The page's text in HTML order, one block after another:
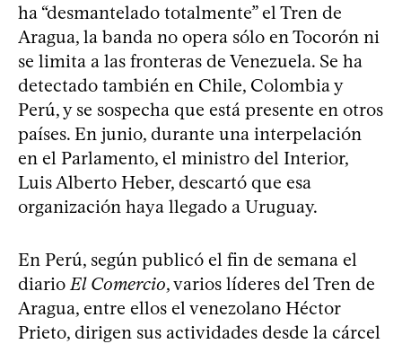
ha “desmantelado totalmente” el Tren de
Aragua, la banda no opera sólo en Tocorón ni
se limita a las fronteras de Venezuela. Se ha
detectado también en Chile, Colombia y
Perú, y se sospecha que está presente en otros
países. En junio, durante una interpelación
en el Parlamento, el ministro del Interior,
Luis Alberto Heber, descartó que esa
organización haya llegado a Uruguay.
En Perú, según publicó el fin de semana el
diario El Comercio, varios líderes del Tren de
Aragua, entre ellos el venezolano Héctor
Prieto, dirigen sus actividades desde la cárcel